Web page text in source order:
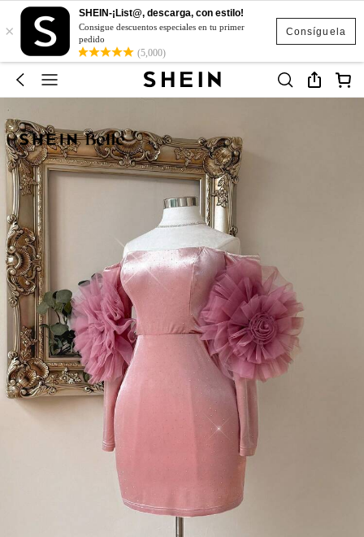
Consíguela
×
SHEIN-¡List@, descarga, con estilo!
Consigue descuentos especiales en tu primer
pedido
(5,000)